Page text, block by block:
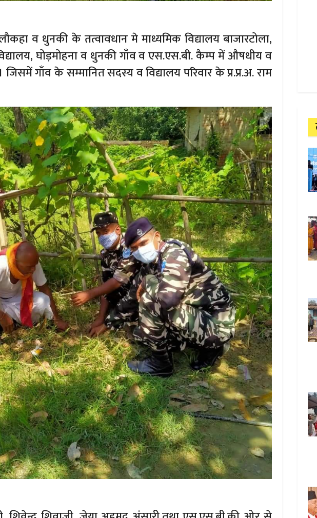
व धुनकी के तत्वावधान मे माध्यमिक विद्यालय बाजारटोला,
घोड़मोहना व धुनकी गाँव व एस.एस.बी. कैम्प में औषधीय व
गाँव के सम्मानित सदस्य व विद्यालय परिवार के प्र.प्र.अ. राम